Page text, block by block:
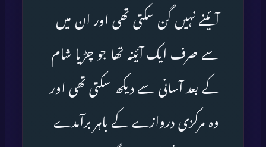
آئینے نہیں گن سکتی تھی اور ان میں
سے صرف ایک آئینہ تھا جو چڑیا شام
کے بعد آسانی سے دیکھ سکتی تھی اور
وہ مرکزی دروازے کے باہر برآمدے